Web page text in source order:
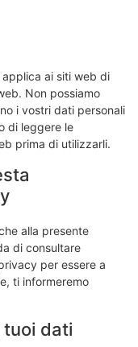
ai siti web di
Non possiamo
i vostri dati personali
di leggere le
prima di utilizzarli.
alla presente
di consultare
per essere a
ti informeremo
tuoi dati